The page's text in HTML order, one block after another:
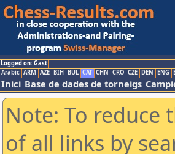
Logged on: Gast
Arabic ARM AZE BIH BUL CAT CHN CRO CZE DEN ENG
Inici Base de dades de torneigs
Note: To reduce
of all links by